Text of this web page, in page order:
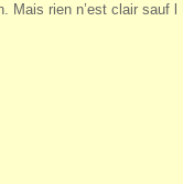
Mais rien n’est clair sauf l